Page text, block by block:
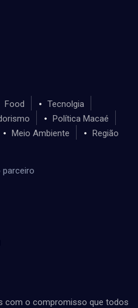
Food
Tecnolgia
Política Macaé
Meio Ambiente Região
parceiro
com o compromisso que todos